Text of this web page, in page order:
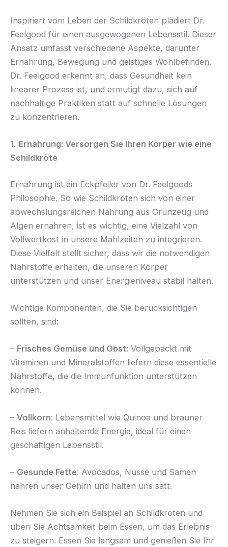
Inspiriert vom Leben der Schildkröten plädiert Dr.
Feelgood für einen ausgewogenen Lebensstil. Dieser
Ansatz umfasst verschiedene Aspekte, darunter
Ernährung, Bewegung und geistiges Wohlbefinden.
Dr. Feelgood erkennt an, dass Gesundheit kein
linearer Prozess ist, und ermutigt dazu, sich auf
nachhaltige Praktiken statt auf schnelle Lösungen
zu konzentrieren.
1. Ernährung: Versorgen Sie Ihren Körper wie eine
Schildkröte
Ernährung ist ein Eckpfeiler von Dr. Feelgoods
Philosophie. So wie Schildkröten sich von einer
abwechslungsreichen Nahrung aus Grünzeug und
Algen ernähren, ist es wichtig, eine Vielzahl von
Vollwertkost in unsere Mahlzeiten zu integrieren.
Diese Vielfalt stellt sicher, dass wir die notwendigen
Nährstoffe erhalten, die unseren Körper
unterstützen und unser Energieniveau stabil halten.
Wichtige Komponenten, die Sie berücksichtigen
sollten, sind:
– Frisches Gemüse und Obst: Vollgepackt mit
Vitaminen und Mineralstoffen liefern diese essentielle
Nährstoffe, die die Immunfunktion unterstützen
können.
– Vollkorn: Lebensmittel wie Quinoa und brauner
Reis liefern anhaltende Energie, ideal für einen
geschäftigen Lebensstil.
– Gesunde Fette: Avocados, Nüsse und Samen
nähren unser Gehirn und halten uns satt.
Nehmen Sie sich ein Beispiel an Schildkröten und
üben Sie Achtsamkeit beim Essen, um das Erlebnis
zu steigern. Essen Sie langsam und genießen Sie Ihr